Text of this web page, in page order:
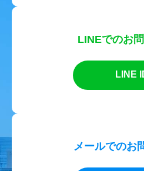
LINEでのお
LINE
メールでのお